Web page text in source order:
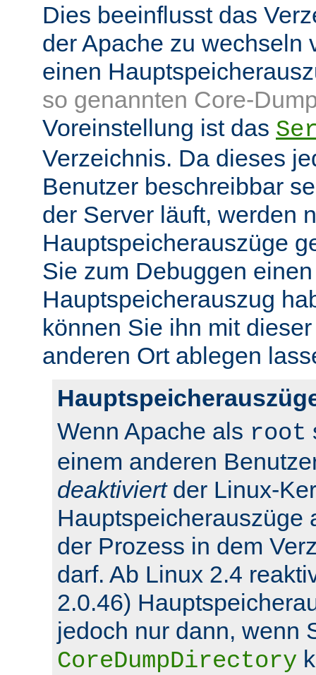
Dies beeinflusst das
der Apache zu wechseln
einen
so genannten Core-
Voreinstellung ist das
Verzeichnis. Da dieses
Benutzer beschreibbar
der Server läuft, werden
Hauptspeicherauszüge
Sie zum Debuggen einen
Hauptspeicherauszug
können Sie ihn mit
anderen Ort ablegen
Wenn Apache als root
einem anderen
deaktiviertder Linux-
Hauptspeicherauszüge
der Prozess in dem
darf. Ab Linux 2.4
2.0.46)
jedoch nur dann, wenn
CoreDumpDirectory